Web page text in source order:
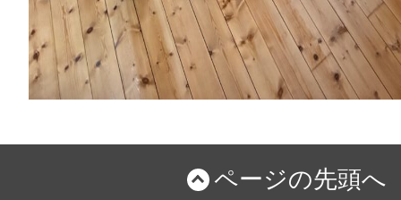
ページの先頭へ